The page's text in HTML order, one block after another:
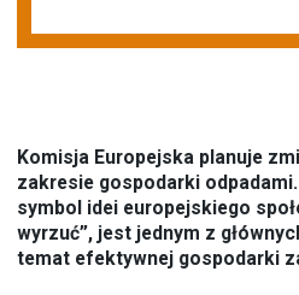
Komisja Europejska planuje
zakresie gospodarki
symbol idei europejskiego
wyrzuć”, jest jednym z
temat efektywnej gospodarki